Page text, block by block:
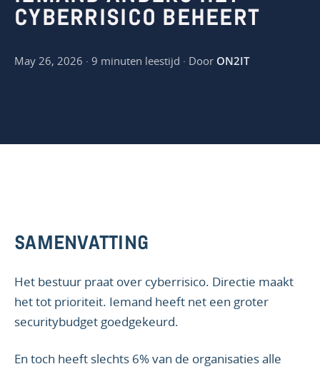
CYBERRISICO BEHEERT
May 26, 2026 · 9 minuten leestijd · Door ON2IT
SAMENVATTING
Het bestuur praat over cyberrisico. Directie maakt
het tot prioriteit. Iemand heeft net een groter
securitybudget goedgekeurd.
En toch heeft slechts 6% van de organisaties alle